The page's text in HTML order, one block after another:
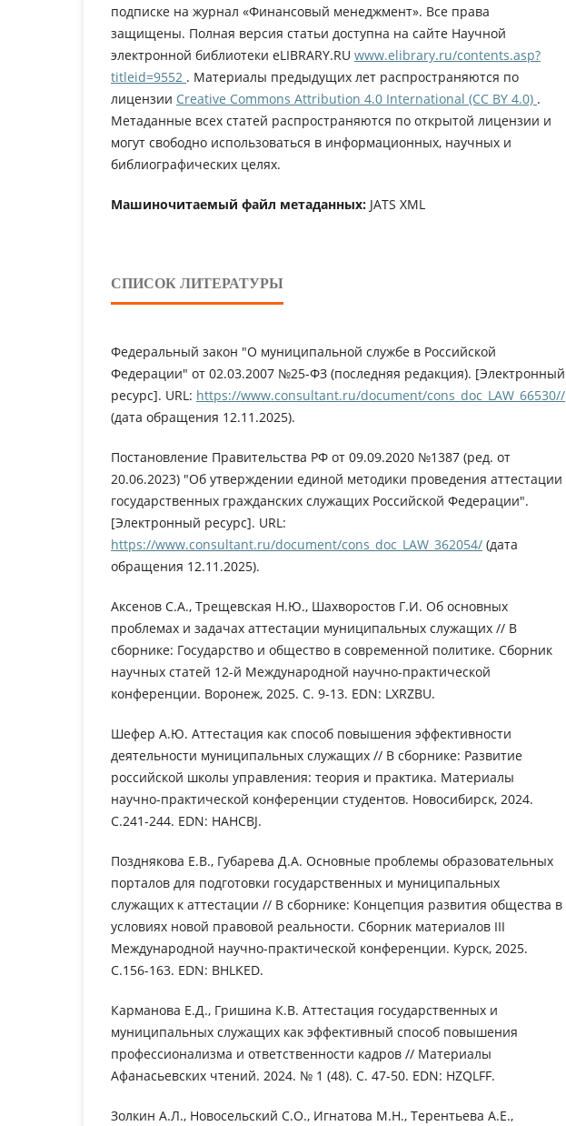
подписке на журнал «Финансовый менеджмент». Все права
защищены. Полная версия статьи доступна на сайте Научной
электронной библиотеки eLIBRARY.RU www.elibrary.ru/contents.asp?
titleid=9552 . Материалы предыдущих лет распространяются по
лицензии Creative Commons Attribution 4.0 International (CC BY 4.0) .
Метаданные всех статей распространяются по открытой лицензии и
могут свободно использоваться в информационных, научных и
библиографических целях.
Машиночитаемый файл метаданных: JATS XML
СПИСОК ЛИТЕРАТУРЫ
Федеральный закон "О муниципальной службе в Российской
Федерации" от 02.03.2007 №25-ФЗ (последняя редакция). [Электронный
ресурс]. URL: https://www.consultant.ru/document/cons_doc_LAW_66530//
(дата обращения 12.11.2025).
Постановление Правительства РФ от 09.09.2020 №1387 (ред. от
20.06.2023) "Об утверждении единой методики проведения аттестации
государственных гражданских служащих Российской Федерации".
[Электронный ресурс]. URL:
https://www.consultant.ru/document/cons_doc_LAW_362054/ (дата
обращения 12.11.2025).
Аксенов С.А., Трещевская Н.Ю., Шахворостов Г.И. Об основных
проблемах и задачах аттестации муниципальных служащих // В
сборнике: Государство и общество в современной политике. Сборник
научных статей 12-й Международной научно-практической
конференции. Воронеж, 2025. С. 9-13. EDN: LXRZBU.
Шефер А.Ю. Аттестация как способ повышения эффективности
деятельности муниципальных служащих // В сборнике: Развитие
российской школы управления: теория и практика. Материалы
научно-практической конференции студентов. Новосибирск, 2024.
С.241-244. EDN: HAHCBJ.
Позднякова Е.В., Губарева Д.А. Основные проблемы образовательных
порталов для подготовки государственных и муниципальных
служащих к аттестации // В сборнике: Концепция развития общества в
условиях новой правовой реальности. Сборник материалов III
Международной научно-практической конференции. Курск, 2025.
С.156-163. EDN: BHLKED.
Карманова Е.Д., Гришина К.В. Аттестация государственных и
муниципальных служащих как эффективный способ повышения
профессионализма и ответственности кадров // Материалы
Афанасьевских чтений. 2024. № 1 (48). С. 47-50. EDN: HZQLFF.
Золкин А.Л., Новосельский С.О., Игнатова М.Н., Терентьева А.Е.,